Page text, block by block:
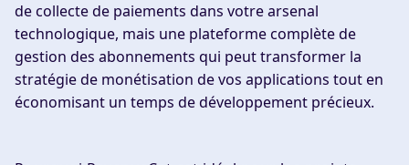
de collecte de paiements dans votre arsenal
technologique, mais une plateforme complète de
gestion des abonnements qui peut transformer la
stratégie de monétisation de vos applications tout en
économisant un temps de développement précieux.